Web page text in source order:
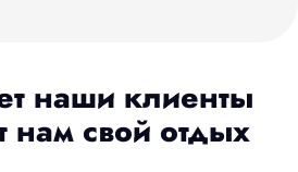
наши клиенты
нам свой отдых